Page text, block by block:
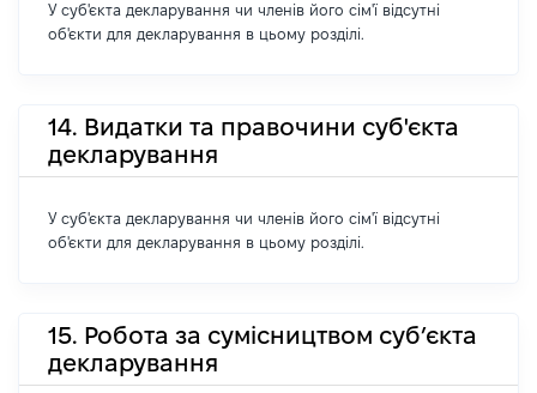
У суб'єкта декларування чи членів його сім'ї відсутні
об'єкти для декларування в цьому розділі.
14. Видатки та правочини суб'єкта
декларування
У суб'єкта декларування чи членів його сім'ї відсутні
об'єкти для декларування в цьому розділі.
15. Робота за сумісництвом суб’єкта
декларування